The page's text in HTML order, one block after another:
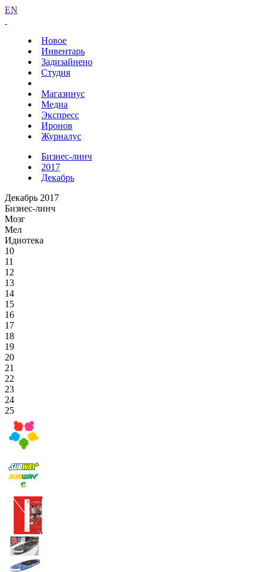
EN
Новое
Инвентарь
Задизайнено
Студия
Магазинус
Медиа
Экспресс
Иронов
Журналус
Бизнес-линч
2017
Декабрь
Декабрь 2017
Бизнес-линч
Мозг
Мел
Идиотека
10
11
12
13
14
15
16
17
18
19
20
21
22
23
24
25